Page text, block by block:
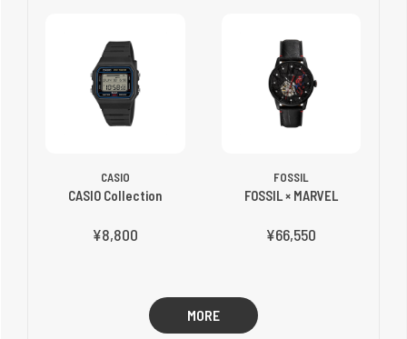
CASIO
CASIO Collection
¥8,800
FOSSIL
FOSSIL × MARVEL
¥66,550
MORE